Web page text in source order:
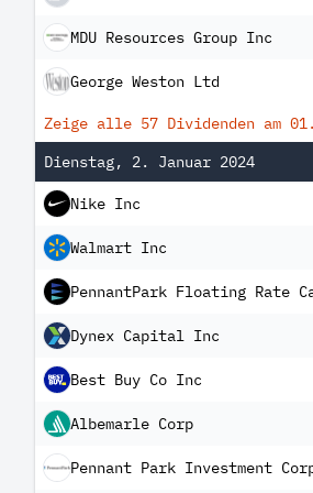
MDU Resources Group Inc
George Weston Ltd
Zeige alle 57 Dividenden am
Dienstag, 2. Januar 2024
Nike Inc
Walmart Inc
PennantPark Floating Rate
Dynex Capital Inc
Best Buy Co Inc
Albemarle Corp
Pennant Park Investment